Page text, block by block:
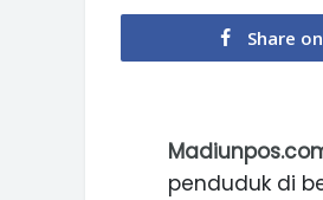
Share
penduduk di